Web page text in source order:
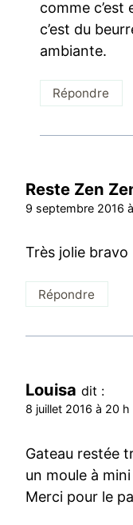
comme
c’est du
ambiante.
Répondre
Reste Zen
9 septembre 2016
Très jolie bravo
Répondre
Louisa dit :
8 juillet 2016 à 20
Gateau restée
un moule à
Merci pour le